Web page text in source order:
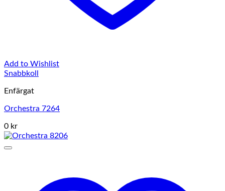
Add to Wishlist
Snabbkoll
Enfärgat
Orchestra 7264
0 kr